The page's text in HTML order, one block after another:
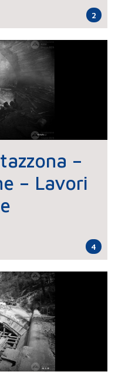
2
–
– Lavori
4